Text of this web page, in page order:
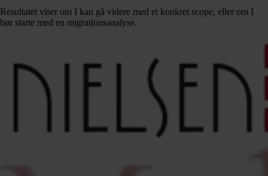
Resultatet viser om I kan gå videre med et konkret scope, eller om I
bør starte med en migrationsanalyse.